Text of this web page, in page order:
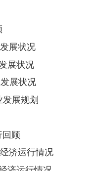
展状况
展状况
展状况
展规划
顾
济运行情况